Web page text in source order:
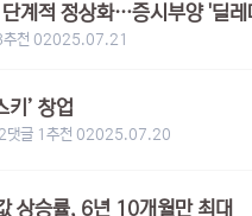
계적 정상화…증시부양 '딜
추천 02025.07.21
키’ 창업
댓글 1 추천 02025.07.20
상승률, 6년 10개월만 최대